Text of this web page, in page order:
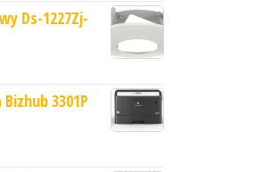
Ds-1227Zj-
3301P